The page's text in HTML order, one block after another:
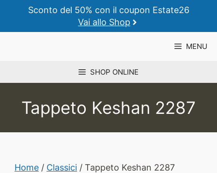
contenuto
Sconto del 50% con il coupon Estate26
Vai allo Shop
MENU
SHOP ONLINE
Tappeto Keshan 2287
Home / Classici / Tappeto Keshan 2287